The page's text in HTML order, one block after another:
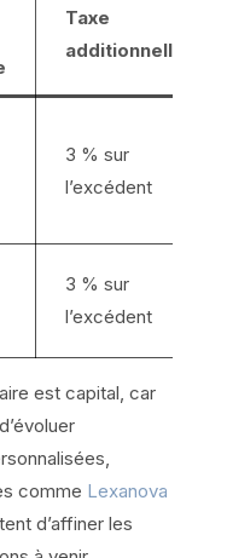
Taxe
additionnelle
3 % sur
l’excédent
3 % sur
l’excédent
est capital, car
comme Lexanova
d’affiner les